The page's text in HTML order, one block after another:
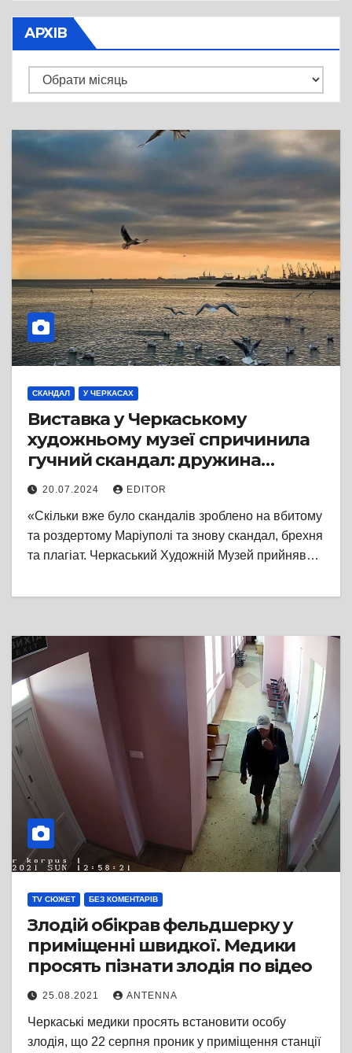
АРХІВ
Архів
СКАНДАЛ У ЧЕРКАСАХ
Виставка у Черкаському
художньому музеї спричинила
гучний скандал: дружина
вбитого росіянами фотографа
Віктора Дєдова заявила про
крадіжку роботи її чоловіка
20.07.2024 EDITOR
«Скільки вже було скандалів зроблено на вбитому
та роздертому Маріуполі та знову скандал, брехня
та плагіат. Черкаський Художній Музей прийняв…
TV СЮЖЕТ БЕЗ КОМЕНТАРІВ
Злодій обікрав фельдшерку у
приміщенні швидкої. Медики
просять пізнати злодія по відео
25.08.2021 ANTENNA
Черкаські медики просять встановити особу
злодія, що 22 серпня проник у приміщення станції